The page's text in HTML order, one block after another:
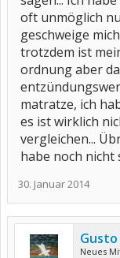
oft unmöglich
geschweige
trotzdem ist
ordnung aber
matratze, ich
es ist wirklich
vergleichen...
habe noch
30. Januar 2014
Gusto
Neues